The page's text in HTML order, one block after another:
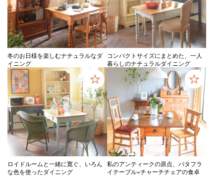
冬のお日様を楽しむナチュラルなダ
イニング
コンパクトサイズにまとめた、一人
暮らしのナチュラルダイニング
ロイドルームと一緒に寛ぐ、いろん
な色を使ったダイニング
私のアンティークの原点、バタフラ
イテーブル×チャーチチェアの食卓